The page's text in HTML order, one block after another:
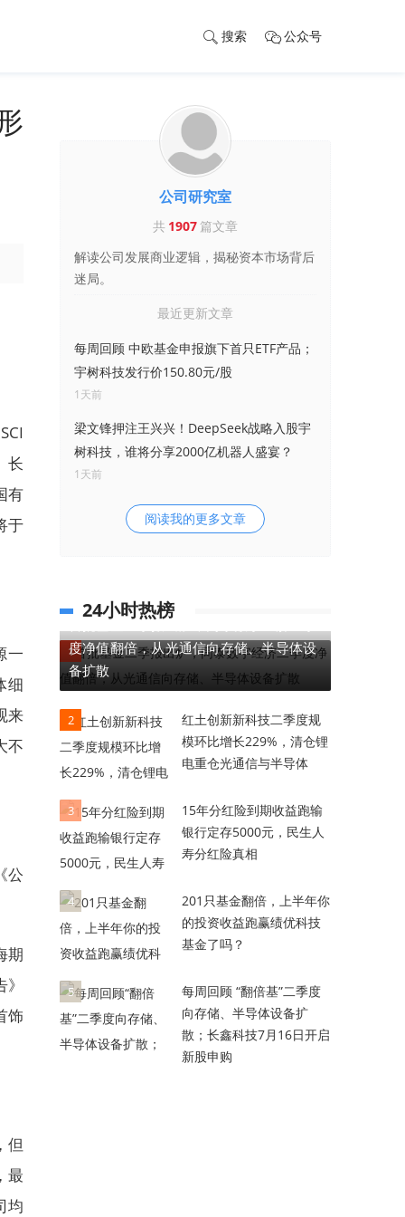
搜索 公众号
长
有
于
一
细
来
不
公
期
饰
但
最
均
公司研究室
共 1907篇文章
解读公司发展商业逻辑，揭秘资本市场背后
迷局。
最近更新文章
每周回顾 中欧基金申报旗下首只ETF产品；
宇树科技发行价150.80元/股
1天前
梁文锋押注王兴兴！DeepSeek战略入股宇
树科技，谁将分享2000亿机器人盛宴？
1天前
阅读我的更多文章
24小时热榜
1
首批基金二季报出炉，同泰数字经济二季
度净值翻倍，从光通信向存储、半导体设
备扩散
2
红土创新新科技二季度规
模环比增长229%，清仓锂
电重仓光通信与半导体
3
15年分红险到期收益跑输
银行定存5000元，民生人
寿分红险真相
4
201只基金翻倍，上半年你
的投资收益跑赢绩优科技
基金了吗？
5
每周回顾 “翻倍基”二季度
向存储、半导体设备扩
散；长鑫科技7月16日开启
新股申购